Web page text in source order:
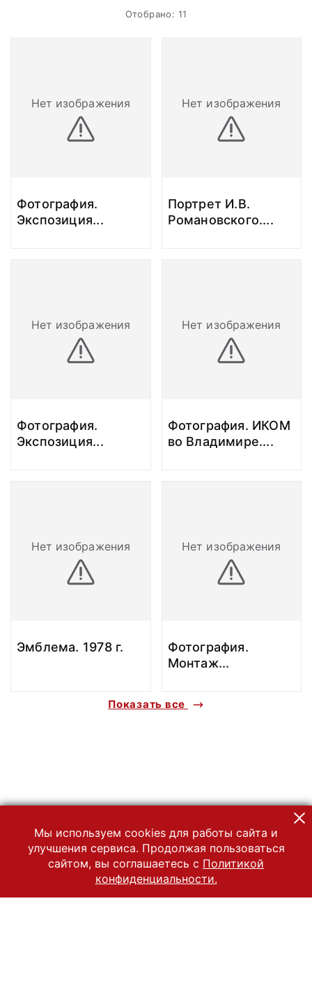
Отобрано: 11
Нет изображения
Фотография.
Экспозиция...
Нет изображения
Портрет И.В.
Романовского....
Нет изображения
Фотография.
Экспозиция...
Нет изображения
Фотография. ИКОМ
во Владимире....
Нет изображения
Эмблема. 1978 г.
Нет изображения
Фотография.
Монтаж...
Показать все
Мы используем cookies для работы сайта и
улучшения сервиса. Продолжая пользоваться
сайтом, вы соглашаетесь с Политикой
конфиденциальности.